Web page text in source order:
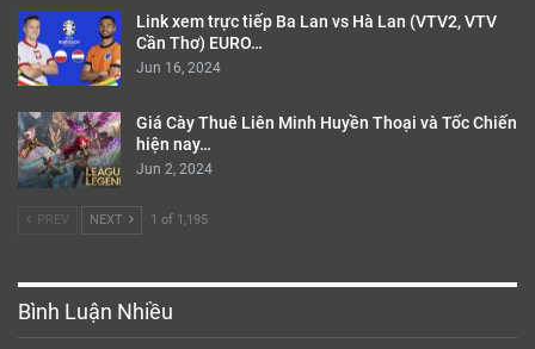
Link xem trực tiếp Ba Lan vs Hà Lan (VTV2, VTV
Cần Thơ) EURO…
Jun 16, 2024
Giá Cày Thuê Liên Minh Huyền Thoại và Tốc Chiến
hiện nay…
Jun 2, 2024
PREV NEXT 1 of 1,195
Bình Luận Nhiều